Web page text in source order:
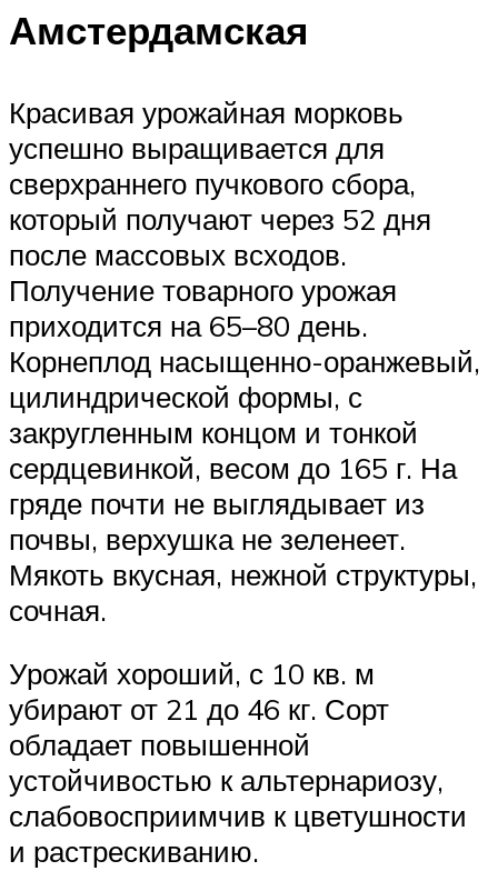
Амстердамская
Красивая урожайная морковь
успешно выращивается для
сверхраннего пучкового сбора,
который получают через 52 дня
после массовых всходов.
Получение товарного урожая
приходится на 65–80 день.
Корнеплод насыщенно-оранжевый,
цилиндрической формы, с
закругленным концом и тонкой
сердцевинкой, весом до 165 г. На
гряде почти не выглядывает из
почвы, верхушка не зеленеет.
Мякоть вкусная, нежной структуры,
сочная.
Урожай хороший, с 10 кв. м
убирают от 21 до 46 кг. Сорт
обладает повышенной
устойчивостью к альтернариозу,
слабовосприимчив к цветушности
и растрескиванию.